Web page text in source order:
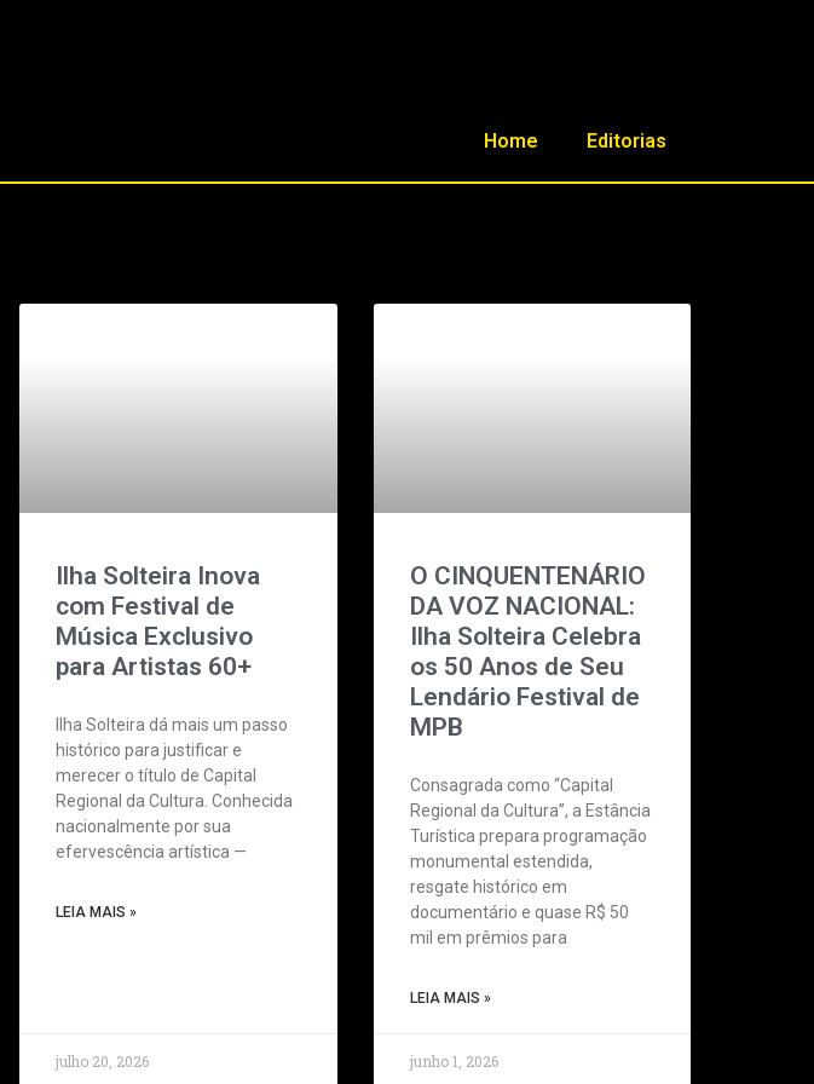
Home Editorias
Ilha Solteira Inova
com Festival de
Música Exclusivo
para Artistas 60+
Ilha Solteira dá mais um passo
histórico para justificar e
merecer o título de Capital
Regional da Cultura. Conhecida
nacionalmente por sua
efervescência artística —
LEIA MAIS »
julho 20, 2026
O CINQUENTENÁRIO
DA VOZ NACIONAL:
Ilha Solteira Celebra
os 50 Anos de Seu
Lendário Festival de
MPB
Consagrada como “Capital
Regional da Cultura”, a Estância
Turística prepara programação
monumental estendida,
resgate histórico em
documentário e quase R$ 50
mil em prêmios para
LEIA MAIS »
junho 1, 2026